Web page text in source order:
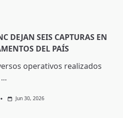
DEJAN SEIS CAPTURAS EN
DEL PAÍS
operativos realizados
...
Jun 30, 2026